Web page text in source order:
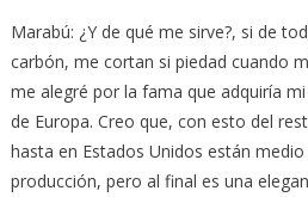
Marabú: ¿Y de qué me sirve?, si de
carbón, me cortan si piedad cuando
me alegré por la fama que adquiría
de Europa. Creo que, con esto del
hasta en Estados Unidos están
producción, pero al final es una